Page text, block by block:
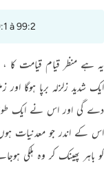
à 99:2
یہ ہے منظر قیام قیامت
ایک شدید زلزلہ برپا ہوگا
دے گی اور اس نے ایک طویل
اس کے اندر جو معدنیات
کو باہر پھینک کر وہ ہلکی